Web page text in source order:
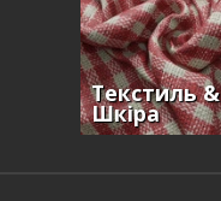
Текстиль &
Шкіра